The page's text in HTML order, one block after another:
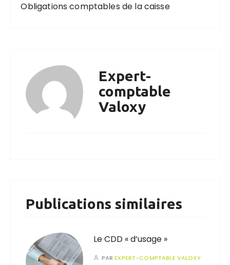
Obligations comptables de la caisse
Expert-
comptable
Valoxy
Publications similaires
Le CDD « d’usage »
PAREXPERT-COMPTABLE VALOXY